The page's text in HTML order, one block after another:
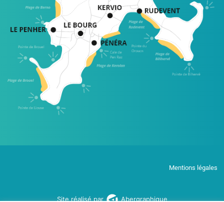
Mentions légales
Site réalisé par Abergraphique